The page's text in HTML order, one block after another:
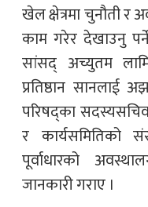
खेल क्षेत्रमा चुनौती र
काम गरेर देखाउनु पर्ने
सांसद् अच्युतम
प्रतिष्ठान सानलाई
परिषद्का सदस्यसचिव
र कार्यसमितिको
पूर्वाधारको
जानकारी गराए ।